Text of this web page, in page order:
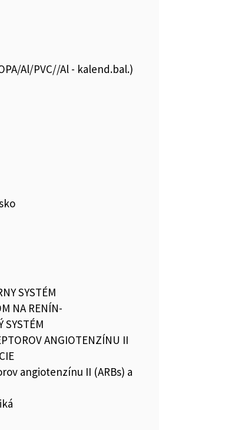
Al/PVC//Al - kalend.bal.)
SYSTÉM
NA RENÍN-
SYSTÉM
ANGIOTENZÍNU II
angiotenzínu II (ARBs) a